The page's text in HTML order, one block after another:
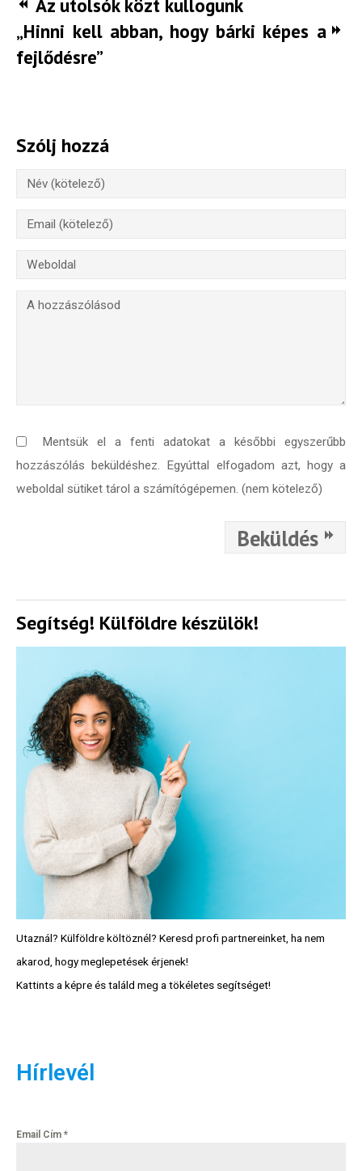
„Hinni kell abban, hogy bárki képes a
fejlődésre”
Szólj hozzá
Mentsük el a fenti adatokat a későbbi egyszerűbb
hozzászólás beküldéshez. Egyúttal elfogadom azt, hogy a
weboldal sütiket tárol a számítógépemen. (nem kötelező)
Beküldés
Segítség! Külföldre készülök!
Utaznál? Külföldre költöznél? Keresd profi partnereinket, ha nem
akarod, hogy meglepetések érjenek!
Kattints a képre és találd meg a tökéletes segítséget!
Hírlevél
Email Cím *